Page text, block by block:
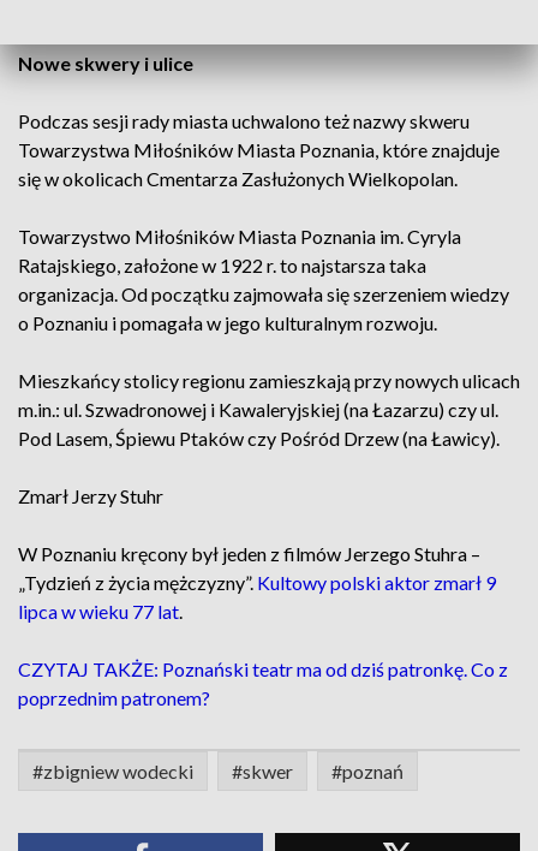
Nowe skwery i ulice
Podczas sesji rady miasta uchwalono też nazwy skweru
Towarzystwa Miłośników Miasta Poznania, które znajduje
się w okolicach Cmentarza Zasłużonych Wielkopolan.
Towarzystwo Miłośników Miasta Poznania im. Cyryla
Ratajskiego, założone w 1922 r. to najstarsza taka
organizacja. Od początku zajmowała się szerzeniem wiedzy
o Poznaniu i pomagała w jego kulturalnym rozwoju.
Mieszkańcy stolicy regionu zamieszkają przy nowych ulicach
m.in.: ul. Szwadronowej i Kawaleryjskiej (na Łazarzu) czy ul.
Pod Lasem, Śpiewu Ptaków czy Pośród Drzew (na Ławicy).
Zmarł Jerzy Stuhr
W Poznaniu kręcony był jeden z filmów Jerzego Stuhra –
„Tydzień z życia mężczyzny”. Kultowy polski aktor zmarł 9
lipca w wieku 77 lat.
CZYTAJ TAKŻE: Poznański teatr ma od dziś patronkę. Co z
poprzednim patronem?
#zbigniew wodecki #skwer #poznań